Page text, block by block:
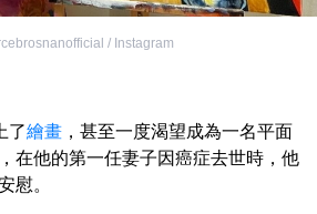
/ Instagram
了繪畫 ，甚至一度渴望成為一名平面
，在他的第一任妻子因癌症去世時，他
慰。